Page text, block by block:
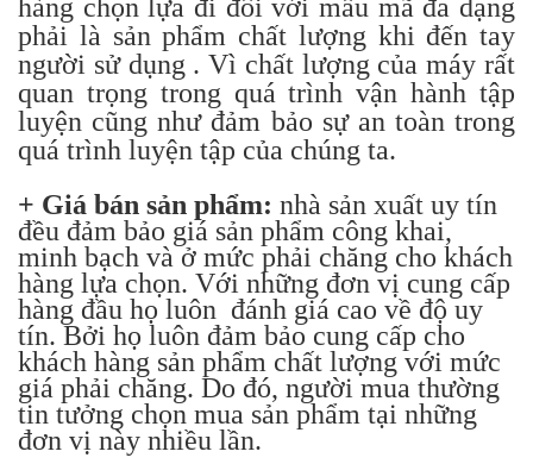
hàng chọn lựa đi đôi với mẫu mã đa dạng
phải là sản phẩm chất lượng khi đến tay
người sử dụng . Vì chất lượng của máy rất
quan trọng trong quá trình vận hành tập
luyện cũng như đảm bảo sự an toàn trong
quá trình luyện tập của chúng ta.
+ Giá bán sản phẩm: nhà sản xuất uy tín
đều đảm bảo giá sản phẩm công khai,
minh bạch và ở mức phải chăng cho khách
hàng lựa chọn. Với những đơn vị cung cấp
hàng đầu họ luôn đánh giá cao về độ uy
tín. Bởi họ luôn đảm bảo cung cấp cho
khách hàng sản phẩm chất lượng với mức
giá phải chăng. Do đó, người mua thường
tin tưởng chọn mua sản phẩm tại những
đơn vị này nhiều lần.